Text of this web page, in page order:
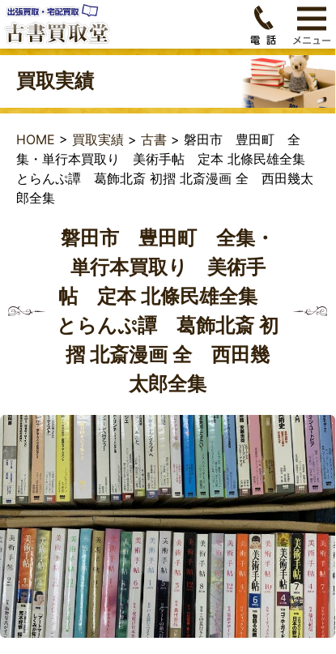
買取実績
HOME > 買取実績 > 古書 > 磐田市 豊田町 全
集・単行本買取り 美術手帖 定本 北條民雄全集
とらんぷ譚 葛飾北斎 初摺 北斎漫画 全 西田幾太
郎全集
磐田市 豊田町 全集・
単行本買取り 美術手
帖 定本 北條民雄全集
とらんぷ譚 葛飾北斎 初
摺 北斎漫画 全 西田幾
太郎全集